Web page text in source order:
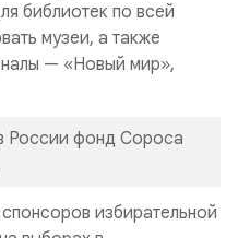
библиотек по всей
музеи, а также
— «Новый мир»,
России фонд Сороса
избирательной